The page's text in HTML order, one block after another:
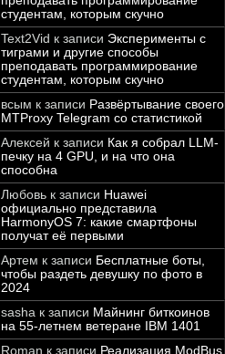
студентам, которым скучно
Text2Vid к записи Эксперименты с
тиграми и другие способы
преподавать программирование
студентам, которым скучно
всым к записи Развёртывание своего
MTProxy Telegram со статистикой
Алексей к записи Как я собрал LLM-
печку на 4 GPU, и на что она
способна
Любовь к записи Huawei
официально представила
HarmonyOS 7: какие смартфоны
получат её первыми
Артем к записи Бесплатные боты,
чтобы раздеть девушку по фото в
2024
sasha к записи Майнинг биткоинов
на 55-летнем ветеране IBM 1401
Roman к записи Реализация ModBus